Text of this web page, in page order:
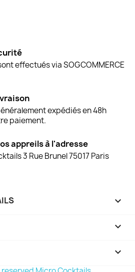
effectués via SOGCOMMERCE
expédiés en 48h
paiement.
appreils à l'adresse
3 Rue Brunel 75017 Paris


keyboard_arrow_down